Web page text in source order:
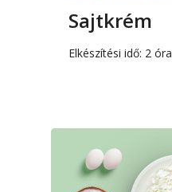
Sajtkrém
Elkészítési idő: 2 óra